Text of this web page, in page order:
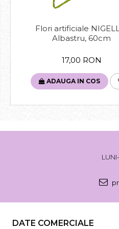
Flori artificiale
Albastru, 60cm
17,00 RON
ADAUGA IN COS
DATE COMERCIALE